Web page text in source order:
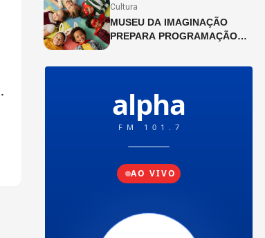
Cultura
MUSEU DA IMAGINAÇÃO
PREPARA PROGRAMAÇÃO